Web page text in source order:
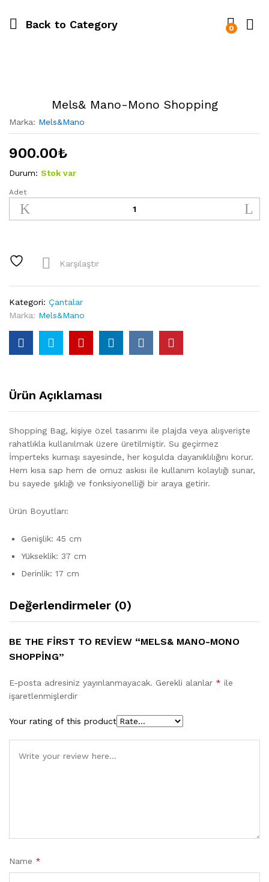
Back to Category 0
Mels& Mano-Mono Shopping
Marka: Mels&Mano
900.00₺
Durum: Stok var
Mels&
Mano-
Mono
Adet
Karşılaştır
Kategori: Çantalar
Marka: Mels&Mano
Ürün Açıklaması
Shopping Bag, kişiye özel tasarımı ile plajda veya alışverişte
rahatlıkla kullanılmak üzere üretilmiştir. Su geçirmez
İmperteks kumaşı sayesinde, her koşulda dayanıklılığını korur.
Hem kısa sap hem de omuz askısı ile kullanım kolaylığı sunar,
bu sayede şıklığı ve fonksiyonelliği bir araya getirir.
Ürün Boyutları:
Genişlik: 45 cm
Yükseklik: 37 cm
Derinlik: 17 cm
Değerlendirmeler (0)
BE THE FIRST TO REVIEW “MELS& MANO-MONO
SHOPPING”
E-posta adresiniz yayınlanmayacak. Gerekli alanlar * ile
işaretlenmişlerdir
Your rating of this product
Name *